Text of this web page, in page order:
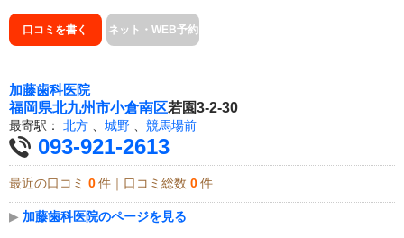
口コミを書く ネット・WEB予約
加藤歯科医院
福岡県北九州市小倉南区若園3-2-30
最寄駅： 北方 城野 競馬場前
093-921-2613
最近の口コミ 0 件｜口コミ総数 0 件
▶ 加藤歯科医院のページを見る